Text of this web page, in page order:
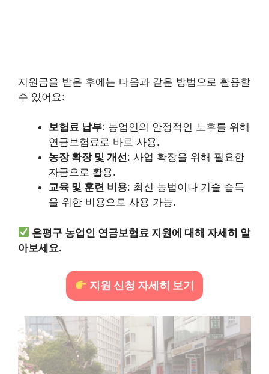
지원금을 받은 후에는 다음과 같은 방법으로 활용할
수 있어요:
보험료 납부: 농업인의 안정적인 노후를 위해
연금보험료로 바로 사용.
농장 확장 및 개선: 사업 확장을 위해 필요한
자금으로 활용.
교육 및 훈련 비용: 최신 농법이나 기술 습득
을 위한 비용으로 사용 가능.
은평구 농업인 연금보험료 지원에 대해 자세히 알
아보세요.
지원 신청 자세히 보기